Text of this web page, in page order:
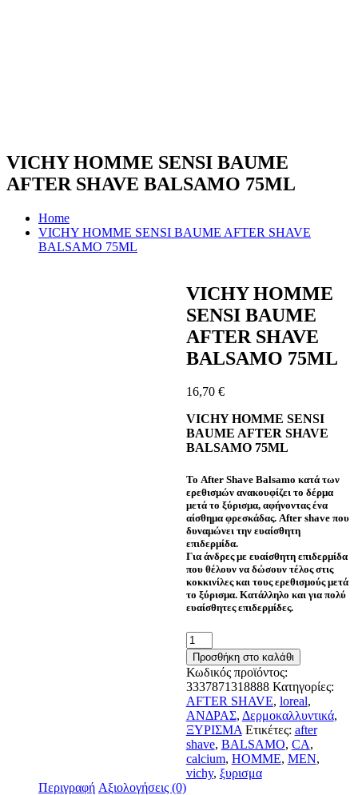
VICHY HOMME SENSI BAUME
AFTER SHAVE BALSAMO 75ML
Home
VICHY HOMME SENSI BAUME AFTER SHAVE
BALSAMO 75ML
VICHY HOMME
SENSI BAUME
AFTER SHAVE
BALSAMO 75ML
16,70 €
VICHY HOMME SENSI
BAUME AFTER SHAVE
BALSAMO 75ML
Το After Shave Balsamo κατά των
ερεθισμών ανακουφίζει το δέρμα
μετά το ξύρισμα, αφήνοντας ένα
αίσθημα φρεσκάδας. After shave που
δυναμώνει την ευαίσθητη
επιδερμίδα.
Για άνδρες με ευαίσθητη επιδερμίδα
που θέλουν να δώσουν τέλος στις
κοκκινίλες και τους ερεθισμούς μετά
το ξύρισμα. Κατάλληλο και για πολύ
ευαίσθητες επιδερμίδες.
VICHY
HOMME
SENSI
BAUME
AFTER
SHAVE
BALSAMO
75ML
ποσότητα
Προσθήκη στο καλάθι
Κωδικός προϊόντος:
3337871318888 Κατηγορίες:
AFTER SHAVE, loreal,
ΑΝΔΡΑΣ, Δερμοκαλλυντικά,
ΞΥΡΙΣΜΑ Ετικέτες: after
shave, BALSAMO, CA,
calcium, HOMME, MEN,
vichy, ξυρισμα
Περιγραφή Αξιολογήσεις (0)